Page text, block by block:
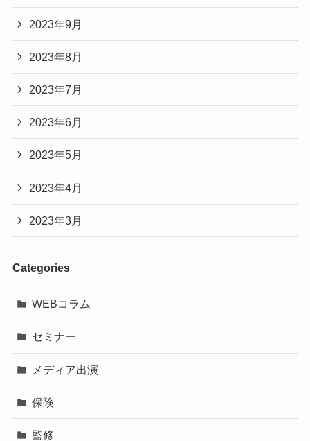
2023年9月
2023年8月
2023年7月
2023年6月
2023年5月
2023年4月
2023年3月
Categories
WEBコラム
セミナー
メディア出演
保険
監修